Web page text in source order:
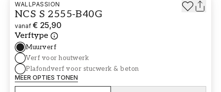
WALLPASSION
NCS S 2555-B40G
vanaf € 25,90
Verftype
Muurverf
Verf voor houtwerk
Plafondverf voor stucwerk & beton
MEER OPTIES TONEN